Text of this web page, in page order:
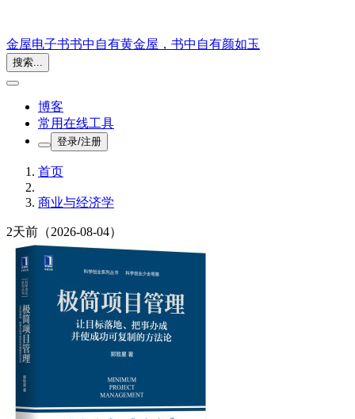
金屋电子书书中自有黄金屋，书中自有颜如玉
搜索...
博客
常用在线工具
登录/注册
首页
商业与经济学
2天前 （2026-08-04）